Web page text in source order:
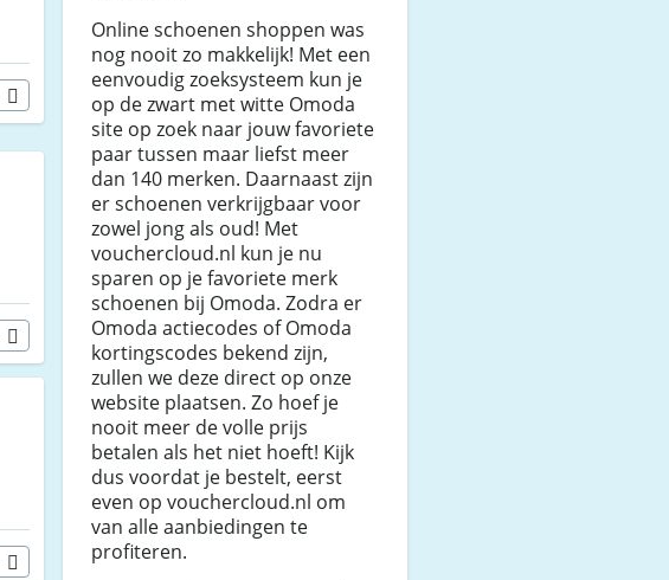
Online schoenen shoppen was
nog nooit zo makkelijk! Met een
eenvoudig zoeksysteem kun je
op de zwart met witte Omoda
site op zoek naar jouw favoriete
paar tussen maar liefst meer
dan 140 merken. Daarnaast zijn
er schoenen verkrijgbaar voor
zowel jong als oud! Met
vouchercloud.nl kun je nu
sparen op je favoriete merk
schoenen bij Omoda. Zodra er
Omoda actiecodes of Omoda
kortingscodes bekend zijn,
zullen we deze direct op onze
website plaatsen. Zo hoef je
nooit meer de volle prijs
betalen als het niet hoeft! Kijk
dus voordat je bestelt, eerst
even op vouchercloud.nl om
van alle aanbiedingen te
profiteren.